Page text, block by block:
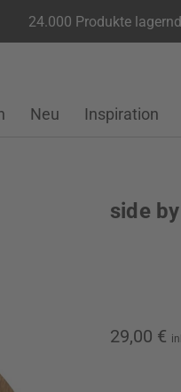
24.000 Produkte lagernd
Neu Inspiration
side
29,00 €